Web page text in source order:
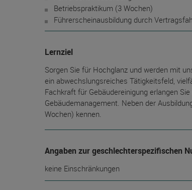
Betriebspraktikum (3 Wochen)
Führerscheinausbildung durch
Lernziel
Sorgen Sie für Hochglanz und werden mit
ein abwechslungsreiches Tätigkeitsfeld,
Fachkraft für Gebäudereinigung erlangen
Gebäudemanagement. Neben der
Wochen) kennen.
Angaben zur geschlechterspezifischen
keine Einschränkungen